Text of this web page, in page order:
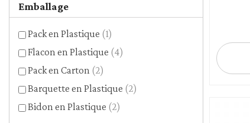
Emballage
Pack en Plastique (1)
Flacon en Plastique (4)
Pack en Carton (2)
Barquette en Plastique (2)
Bidon en Plastique (2)